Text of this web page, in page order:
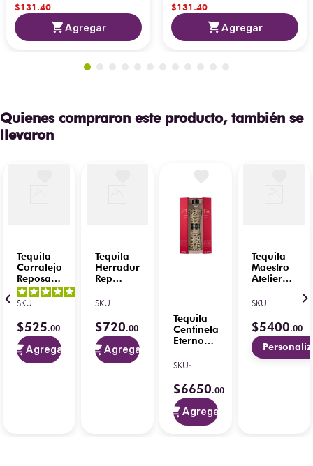
$131.40
Agregar
$131.40
Agregar
Quienes compraron este producto, también se
llevaron
Tequila
Corralejo
Reposado
1 L 100%
Agave
opiniones
SKU:
$525.00
Agregar
Tequila
Herradura
Rep
C/Ultra
SKU:
$720.00
Agregar
Tequila
Centinela
Eterno
Crist
Elementos
Tierra
750 ml
SKU:
$6650.00
Agregar
Tequila
Maestro
Atelier
Añejo
Pantera
(Grabado)
750 ml
SKU:
$5400.00